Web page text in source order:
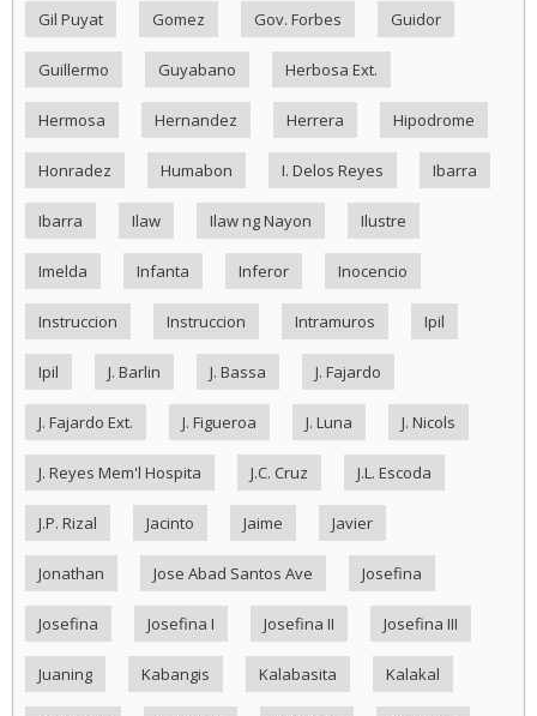
Gil Puyat Gomez Gov. Forbes Guidor
Guillermo Guyabano Herbosa Ext.
Hermosa Hernandez Herrera Hipodrome
Honradez Humabon I. Delos Reyes Ibarra
Ibarra Ilaw Ilaw ng Nayon Ilustre
Imelda Infanta Inferor Inocencio
Instruccion Instruccion Intramuros Ipil
Ipil J. Barlin J. Bassa J. Fajardo
J. Fajardo Ext. J. Figueroa J. Luna J. Nicols
J. Reyes Mem'l Hospita J.C. Cruz J.L. Escoda
J.P. Rizal Jacinto Jaime Javier
Jonathan Jose Abad Santos Ave Josefina
Josefina Josefina I Josefina II Josefina III
Juaning Kabangis Kalabasita Kalakal